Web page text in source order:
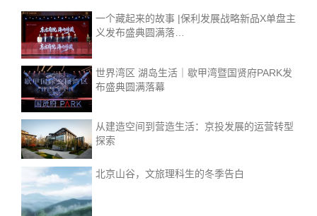
一个藏起来的故事 |保利发展战略新品X单盘主
义发布盛典圆满落…
世界湾区 湖岛生活｜歇甲湾暨国贤府PARK发
布盛典圆满落幕
从建造空间到营造生活：京投发展的运营转型
探索
北京山谷，文旅理科生的冬季告白